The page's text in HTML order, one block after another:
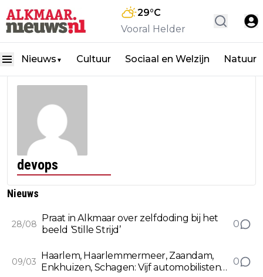
29°C
Vooral Helder
Nieuws ▼ Cultuur Sociaal en Welzijn Natuur
devops
Nieuws
28/08
Praat in Alkmaar over zelfdoding bij het
beeld ‘Stille Strijd’
0
09/03
Haarlem, Haarlemmermeer, Zaandam,
Enkhuizen, Schagen: Vijf automobilisten
0